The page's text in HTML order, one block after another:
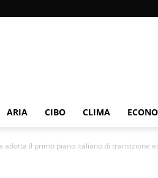
ARIA CIBO CLIMA
adotta il primo piano italiano di transizione